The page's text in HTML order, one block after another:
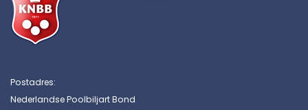
Postadres:
Nederlandse Poolbiljart Bond